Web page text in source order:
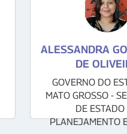
ALESSANDRA
DE
GOVERNO DO
MATO GROSSO -
DE ESTADO
PLANEJAMENTO